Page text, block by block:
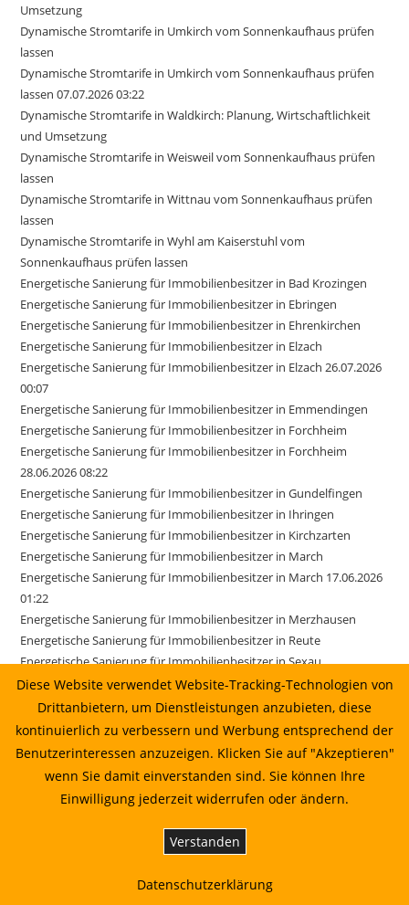
Umsetzung
Dynamische Stromtarife in Umkirch vom Sonnenkaufhaus prüfen
lassen
Dynamische Stromtarife in Umkirch vom Sonnenkaufhaus prüfen
lassen 07.07.2026 03:22
Dynamische Stromtarife in Waldkirch: Planung, Wirtschaftlichkeit
und Umsetzung
Dynamische Stromtarife in Weisweil vom Sonnenkaufhaus prüfen
lassen
Dynamische Stromtarife in Wittnau vom Sonnenkaufhaus prüfen
lassen
Dynamische Stromtarife in Wyhl am Kaiserstuhl vom
Sonnenkaufhaus prüfen lassen
Energetische Sanierung für Immobilienbesitzer in Bad Krozingen
Energetische Sanierung für Immobilienbesitzer in Ebringen
Energetische Sanierung für Immobilienbesitzer in Ehrenkirchen
Energetische Sanierung für Immobilienbesitzer in Elzach
Energetische Sanierung für Immobilienbesitzer in Elzach 26.07.2026
00:07
Energetische Sanierung für Immobilienbesitzer in Emmendingen
Energetische Sanierung für Immobilienbesitzer in Forchheim
Energetische Sanierung für Immobilienbesitzer in Forchheim
28.06.2026 08:22
Energetische Sanierung für Immobilienbesitzer in Gundelfingen
Energetische Sanierung für Immobilienbesitzer in Ihringen
Energetische Sanierung für Immobilienbesitzer in Kirchzarten
Energetische Sanierung für Immobilienbesitzer in March
Energetische Sanierung für Immobilienbesitzer in March 17.06.2026
01:22
Energetische Sanierung für Immobilienbesitzer in Merzhausen
Energetische Sanierung für Immobilienbesitzer in Reute
Energetische Sanierung für Immobilienbesitzer in Sexau
Energetische Sanierung für Immobilienbesitzer in Sölden
Energetische Sanierung für Immobilienbesitzer in Stegen
Energetische Sanierung für Immobilienbesitzer in Weisweil
Energetische Sanierung in Au vom Sonnenkaufhaus prüfen lassen
Energetische Sanierung in Bahlingen am Kaiserstuhl: Planung,
Energetische Sanierung in Biederbach: Planung, Wirtschaftlichkeit
Energetische Sanierung in Biederbach: Planung, Wirtschaftlichkeit
Energetische Sanierung in Bötzingen vom Sonnenkaufhaus prüfen
Diese Website verwendet Website-Tracking-Technologien von
Drittanbietern, um Dienstleistungen anzubieten, diese
kontinuierlich zu verbessern und Werbung entsprechend der
Benutzerinteressen anzuzeigen. Klicken Sie auf "Akzeptieren"
wenn Sie damit einverstanden sind. Sie können Ihre
Einwilligung jederzeit widerrufen oder ändern.
Verstanden
Datenschutzerklärung